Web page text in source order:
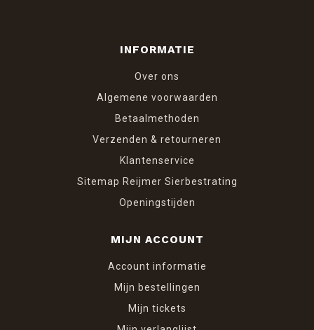
INFORMATIE
Over ons
Algemene voorwaarden
Betaalmethoden
Verzenden & retourneren
Klantenservice
Sitemap Reijmer Sierbestrating
Openingstijden
MIJN ACCOUNT
Account informatie
Mijn bestellingen
Mijn tickets